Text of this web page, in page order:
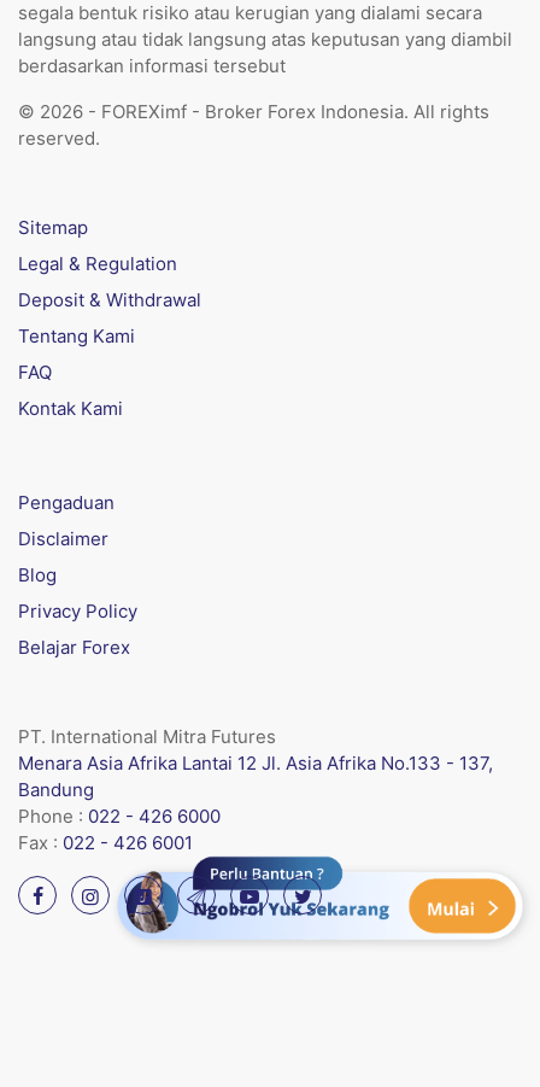
segala bentuk risiko atau kerugian yang dialami secara
langsung atau tidak langsung atas keputusan yang diambil
berdasarkan informasi tersebut
© 2026 - FOREXimf - Broker Forex Indonesia. All rights
reserved.
Sitemap
Legal & Regulation
Deposit & Withdrawal
Tentang Kami
FAQ
Kontak Kami
Pengaduan
Disclaimer
Blog
Privacy Policy
Belajar Forex
PT. International Mitra Futures
Menara Asia Afrika Lantai 12 Jl. Asia Afrika No.133 - 137,
Bandung
Phone : 022 - 426 6000
Fax : 022 - 426 6001